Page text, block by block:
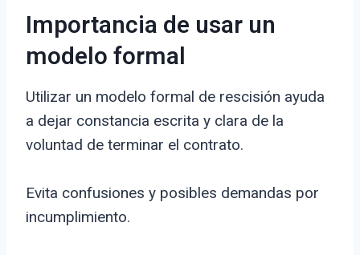
Importancia de usar un
modelo formal
Utilizar un modelo formal de rescisión ayuda
a dejar constancia escrita y clara de la
voluntad de terminar el contrato.
Evita confusiones y posibles demandas por
incumplimiento.